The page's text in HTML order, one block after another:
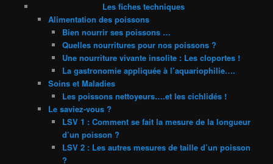
Les fiches techniques
Alimentation des poissons
Bien nourrir ses poissons …
Quelles nourritures pour nos poissons ?
Une nourriture vivante insolite : Les cloportes !
La gastronomie appliquée à l’aquariophilie….
Soins et Maladies
Les poissons nettoyeurs….et les cichlidés !
Le saviez-vous ?
LSV 1 : Comment se fait la mesure de la longueur
d’un poisson ?
LSV 2 : Les autres mesures de taille d’un poisson
?